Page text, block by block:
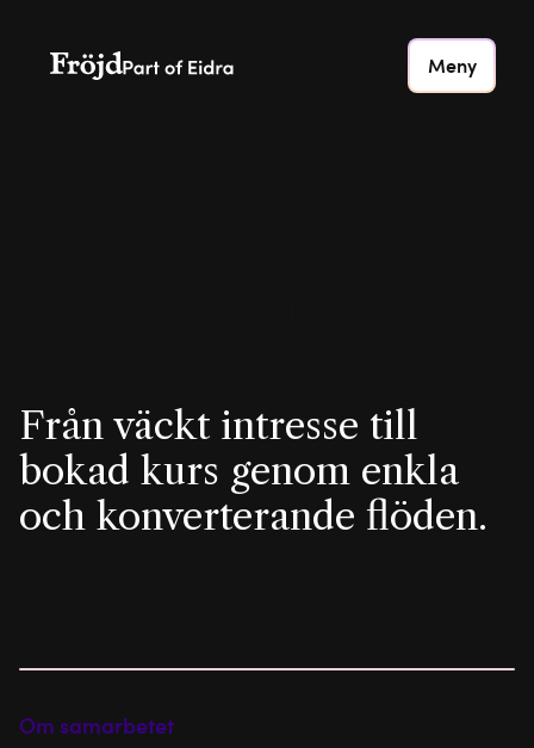
Meny
Från väckt intresse till
bokad kurs genom enkla
och konverterande flöden.
Om samarbetet